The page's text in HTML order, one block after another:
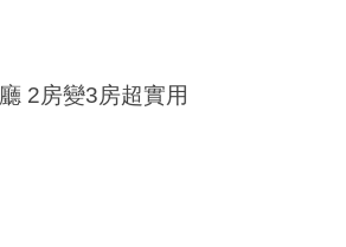
2房變3房超實用